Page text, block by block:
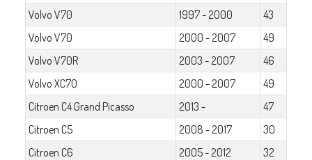
Volvo V70
1997 - 2000
43
Volvo V70
2000 - 2007
49
Volvo V70R
2003 - 2007
46
Volvo XC70
2000 - 2007
49
Citroen C4 Grand Picasso
2013 -
47
Citroen C5
2008 - 2017
30
Citroen C6
2005 - 2012
32